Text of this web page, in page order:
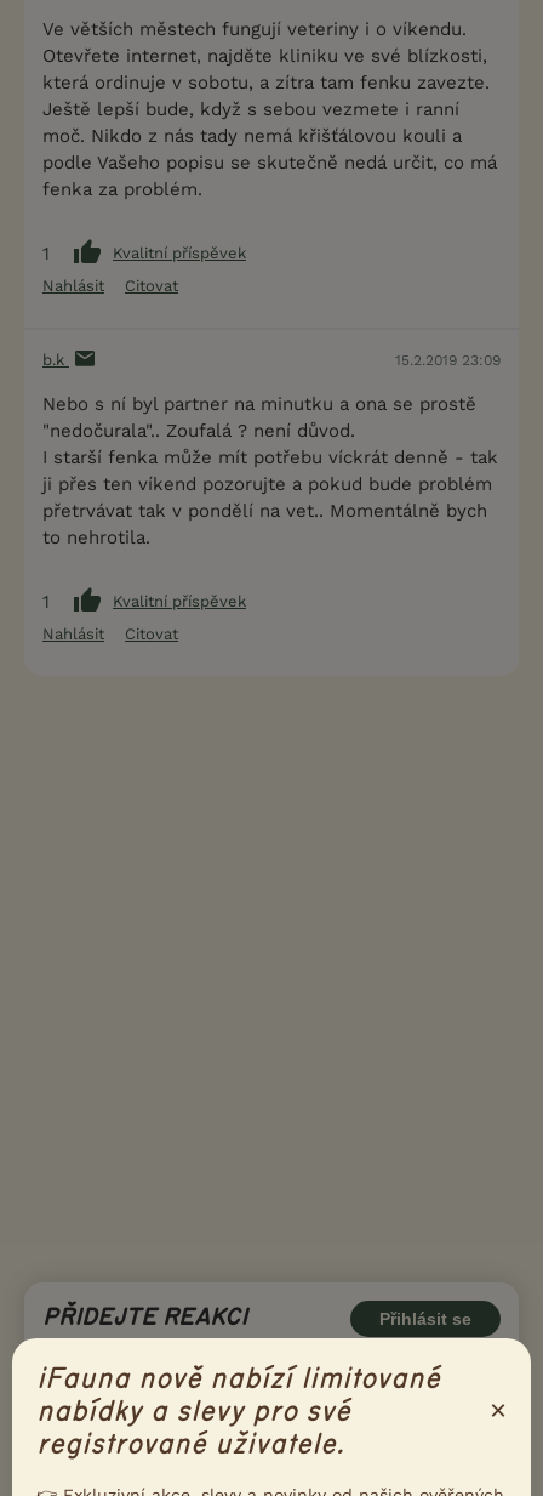
Ve větších městech fungují veteriny i o víkendu.
Otevřete internet, najděte kliniku ve své blízkosti,
která ordinuje v sobotu, a zítra tam fenku zavezte.
Ještě lepší bude, když s sebou vezmete i ranní
moč. Nikdo z nás tady nemá křišťálovou kouli a
podle Vašeho popisu se skutečně nedá určit, co má
fenka za problém.
1
Kvalitní příspěvek
Nahlásit
Citovat
b.k 15.2.2019 23:09
Nebo s ní byl partner na minutku a ona se prostě
"nedočurala".. Zoufalá ? není důvod.
I starší fenka může mít potřebu víckrát denně - tak
ji přes ten víkend pozorujte a pokud bude problém
přetrvávat tak v pondělí na vet.. Momentálně bych
to nehrotila.
1
Kvalitní příspěvek
Nahlásit
Citovat
PŘIDEJTE REAKCI Přihlásit se
Přezdívka
iFauna nově nabízí limitované
nabídky a slevy pro své
registrované uživatele.
×